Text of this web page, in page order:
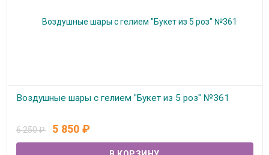
Воздушные шары с гелием "Букет из 5 роз" №361
6 250₽ 5 850 ₽